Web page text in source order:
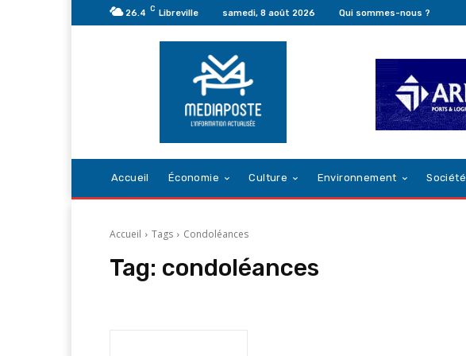
26.4 C Libreville samedi, 8 août 2026 Qui sommes-nous ?
Accueil Économie Culture Environnement Société
Accueil Tags Condoléances
Tag: condoléances